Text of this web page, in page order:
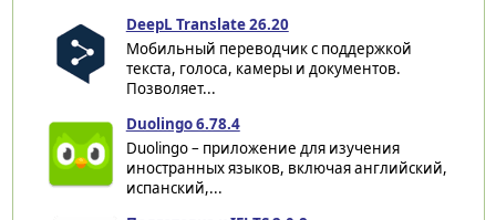
DeepL Translate 26.20
Мобильный переводчик с поддержкой
текста, голоса, камеры и документов.
Позволяет...
Duolingo 6.78.4
Duolingo – приложение для изучения
иностранных языков, включая английский,
испанский,...